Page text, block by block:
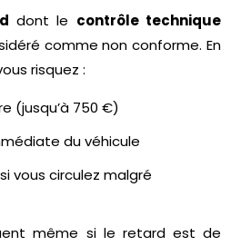
dont le contrôle technique
comme non conforme. En
risquez :
(jusqu’à 750 €)
du véhicule
vous circulez malgré
même si le retard est de